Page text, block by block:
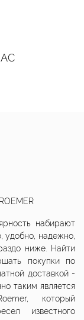
набирают
удобно, надежно,
ниже. Найти
покупки по
доставкой -
таким является
который
известного